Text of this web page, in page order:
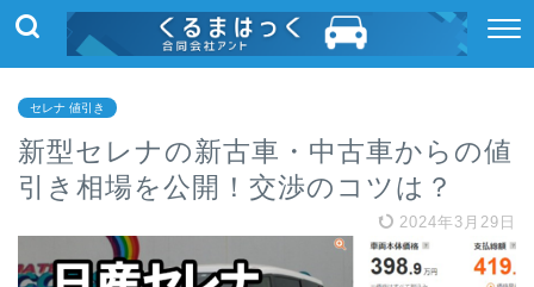
セレナ 値引き
新型セレナの新古車・中古車からの値
引き相場を公開！交渉のコツは？
2024年3月29日